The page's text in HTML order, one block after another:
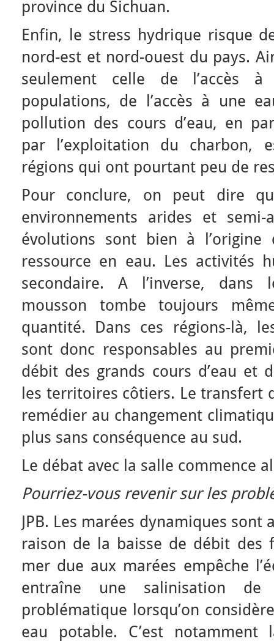
province du Sichuan.
Enfin, le stress hydrique risque
nord-est et nord-ouest du pays.
seulement celle de l’accès
populations, de l’accès à une
pollution des cours d’eau, en
par l’exploitation du charbon,
régions qui ont pourtant peu de
Pour conclure, on peut dire
environnements arides et
évolutions sont bien à
ressource en eau. Les activités
secondaire. A l’inverse, dans
mousson tombe toujours
quantité. Dans ces régions-là,
sont donc responsables au
débit des grands cours d’eau et
les territoires côtiers. Le transfert
remédier au changement
plus sans conséquence au sud.
Le débat avec la salle commence
Pourriez-vous revenir sur les
JPB. Les marées dynamiques
raison de la baisse de débit des
mer due aux marées empêche
entraîne une salinisation de
problématique lorsqu’on
eau potable. C’est